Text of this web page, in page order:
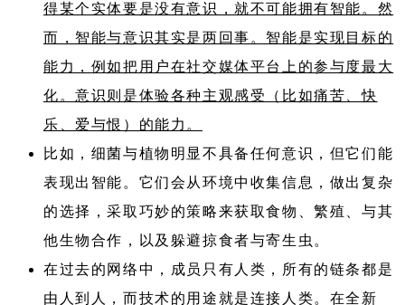
得某个实体要是没有意识，就不可能拥有智能。然
而，智能与意识其实是两回事。智能是实现目标的
能力，例如把用户在社交媒体平台上的参与度最大
化。意识则是体验各种主观感受（比如痛苦、快
乐、爱与恨）的能力。
比如，细菌与植物明显不具备任何意识，但它们能
表现出智能。它们会从环境中收集信息，做出复杂
的选择，采取巧妙的策略来获取食物、繁殖、与其
他生物合作，以及躲避掠食者与寄生虫。
在过去的网络中，成员只有人类，所有的链条都是
由人到人，而技术的用途就是连接人类。在全新